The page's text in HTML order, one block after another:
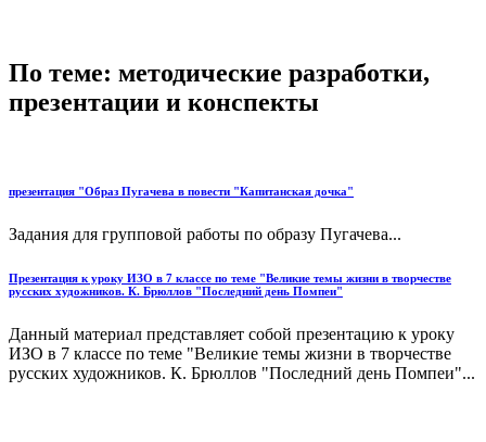
По теме: методические разработки,
презентации и конспекты
презентация "Образ Пугачева в повести "Капитанская дочка"
Задания для групповой работы по образу Пугачева...
Презентация к уроку ИЗО в 7 классе по теме "Великие темы жизни в творчестве
русских художников. К. Брюллов "Последний день Помпеи"
Данный материал представляет собой презентацию к уроку
ИЗО в 7 классе по теме "Великие темы жизни в творчестве
русских художников. К. Брюллов "Последний день Помпеи"...